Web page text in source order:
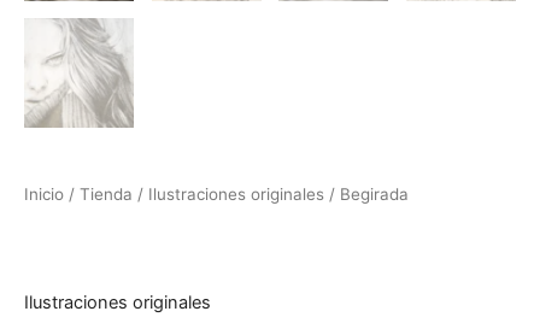
Inicio / Tienda / Ilustraciones originales / Begirada
Ilustraciones originales